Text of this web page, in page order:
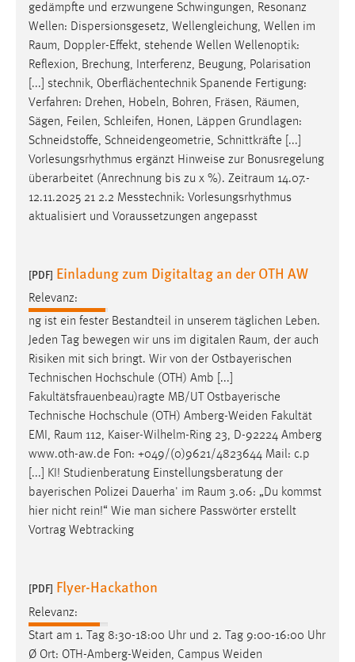
gedämpfte und erzwungene Schwingungen, Resonanz
Wellen: Dispersionsgesetz, Wellengleichung, Wellen im
Raum, Doppler-Effekt, stehende Wellen Wellenoptik:
Reflexion, Brechung, Interferenz, Beugung, Polarisation
[...] stechnik, Oberflächentechnik Spanende Fertigung:
Verfahren: Drehen, Hobeln, Bohren, Fräsen, Räumen,
Sägen, Feilen, Schleifen, Honen, Läppen Grundlagen:
Schneidstoffe, Schneidengeometrie, Schnittkräfte [...]
Vorlesungsrhythmus ergänzt Hinweise zur Bonusregelung
überarbeitet (Anrechnung bis zu x %). Zeitraum 14.07.-
12.11.2025 21 2.2 Messtechnik: Vorlesungsrhythmus
aktualisiert und Voraussetzungen angepasst
[PDF] Einladung zum Digitaltag an der OTH AW
Relevanz:
ng ist ein fester Bestandteil in unserem täglichen Leben.
Jeden Tag bewegen wir uns im digitalen Raum, der auch
Risiken mit sich bringt. Wir von der Ostbayerischen
Technischen Hochschule (OTH) Amb [...]
Fakultätsfrauenbeau)ragte MB/UT Ostbayerische
Technische Hochschule (OTH) Amberg-Weiden Fakultät
EMI, Raum 112, Kaiser-Wilhelm-Ring 23, D-92224 Amberg
www.oth-aw.de Fon: +049/(0)9621/4823644 Mail: c.p
[...] KI! Studienberatung Einstellungsberatung der
bayerischen Polizei Dauerha' im Raum 3.06: „Du kommst
hier nicht rein!“ Wie man sichere Passwörter erstellt
Vortrag Webtracking
[PDF] Flyer-Hackathon
Relevanz:
Start am 1. Tag 8:30-18:00 Uhr und 2. Tag 9:00-16:00 Uhr
Ø Ort: OTH-Amberg-Weiden, Campus Weiden